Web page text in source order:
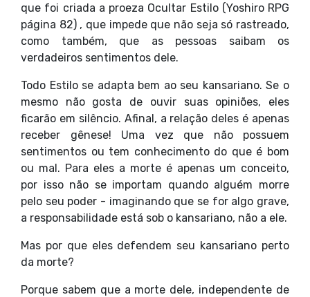
que foi criada a proeza Ocultar Estilo (Yoshiro RPG
página 82) , que impede que não seja só rastreado,
como também, que as pessoas saibam os
verdadeiros sentimentos dele.
Todo Estilo se adapta bem ao seu kansariano. Se o
mesmo não gosta de ouvir suas opiniões, eles
ficarão em silêncio. Afinal, a relação deles é apenas
receber gênese! Uma vez que não possuem
sentimentos ou tem conhecimento do que é bom
ou mal. Para eles a morte é apenas um conceito,
por isso não se importam quando alguém morre
pelo seu poder - imaginando que se for algo grave,
a responsabilidade está sob o kansariano, não a ele.
Mas por que eles defendem seu kansariano perto
da morte?
Porque sabem que a morte dele, independente de